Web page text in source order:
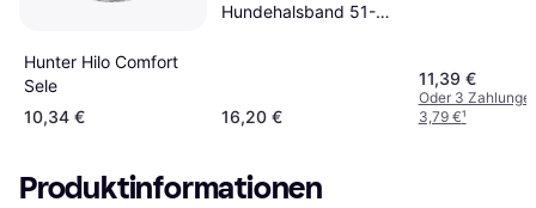
Hunter Hilo Comfort
Sele
10,34 €
Hundehalsband 51-66
16,20 €
11,39 €
Oder 3
3,79 €¹
Produktinformationen